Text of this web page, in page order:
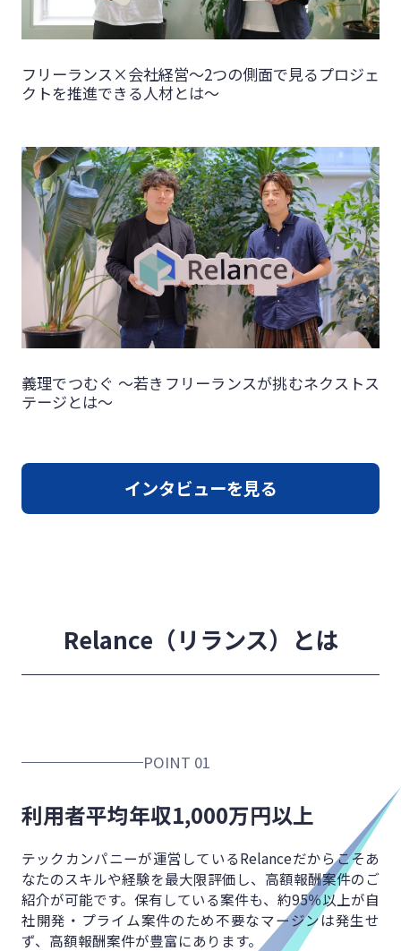
フリーランス×会社経営～2つの側面で見るプロジェ
クトを推進できる人材とは～
義理でつむぐ 〜若きフリーランスが挑むネクストス
テージとは〜
インタビューを見る
Relance（リランス）とは
POINT 01
利用者平均年収1,000万円以上
テックカンパニーが運営しているRelanceだからこそあ
なたのスキルや経験を最大限評価し、 高額報酬案件のご
紹介が可能です。 保有している案件も、約95％以上が自
社開発・プライム案件のため不要なマージンは発生せ
ず、 高額報酬案件が豊富にあります。